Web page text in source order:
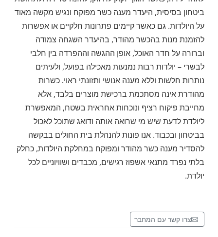
ביטחון בסיסית, היעדר מענה כשר מפוקח ונגיש מקשה מאוד
על היולדות. גם כאשר קיימים פתרונות חלקיים או אפשרות
להזמנת מנות בהכשר מהודר, בהיעדר השגחה צמודה
וברורה על חדר האוכל, אופן ההגשה וההפרדה בין חלבי
לבשרי – יולדות רבות נמנעות מאכילה בפועל, ולעיתים
נותרות חלשות וללא מענה אנושי ותזונתי ראוי. כשרות
מהודרת אינה מסתכמת ברכישת מוצרים בלבד, אלא
מחייבת פיקוח רציף ונוכחות אחראית בשטח, המאפשרת
ליולדת לדעת שיש מי שרואה אותה ודואג שתוכל לאכול
בביטחון ובכבוד. אנו פונות להנהלת בית החולים בבקשה
להסדיר מענה כשר מהודר ומפוקח במחלקת היולדות, כחלק
בלתי נפרד מתנאי אשפוז רגישים, מכבדים ושוויוניים לכל
יולדת.
צרו קשר עם המחבר